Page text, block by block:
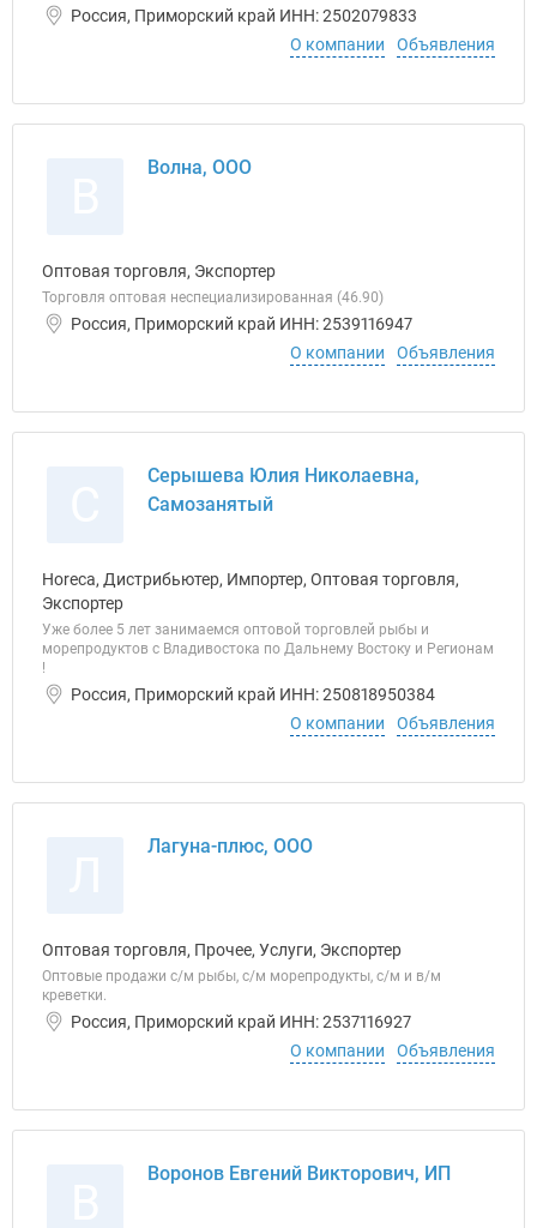
Россия, Приморский край ИНН: 2502079833
О компании
Объявления
Волна, ООО
Оптовая торговля, Экспортер
Торговля оптовая неспециализированная (46.90)
Россия, Приморский край ИНН: 2539116947
О компании
Объявления
Серышева Юлия Николаевна,
Самозанятый
Horeca, Дистрибьютер, Импортер, Оптовая торговля,
Экспортер
Уже более 5 лет занимаемся оптовой торговлей рыбы и
морепродуктов с Владивостока по Дальнему Востоку и Регионам
!
Россия, Приморский край ИНН: 250818950384
О компании
Объявления
Лагуна-плюс, ООО
Оптовая торговля, Прочее, Услуги, Экспортер
Оптовые продажи с/м рыбы, с/м морепродукты, с/м и в/м
креветки.
Россия, Приморский край ИНН: 2537116927
О компании
Объявления
Воронов Евгений Викторович, ИП